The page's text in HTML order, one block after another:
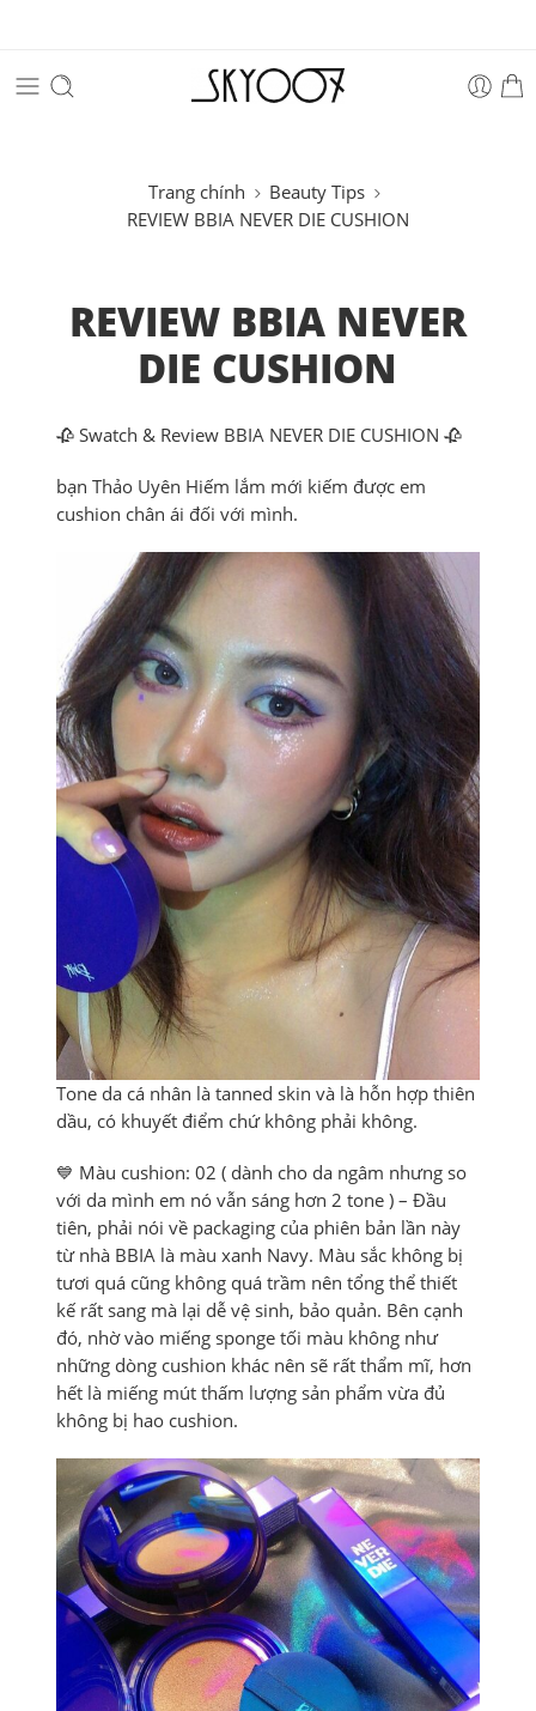
Trang chính
Beauty Tips
REVIEW BBIA NEVER DIE CUSHION
REVIEW BBIA NEVER
DIE CUSHION
🥀 Swatch & Review BBIA NEVER DIE CUSHION 🥀
bạn Thảo Uyên Hiếm lắm mới kiếm được em
cushion chân ái đối với mình.
Tone da cá nhân là tanned skin và là hỗn hợp thiên
dầu, có khuyết điểm chứ không phải không.
💙 Màu cushion: 02 ( dành cho da ngâm nhưng so
với da mình em nó vẫn sáng hơn 2 tone ) – Đầu
tiên, phải nói về packaging của phiên bản lần này
từ nhà BBIA là màu xanh Navy. Màu sắc không bị
tươi quá cũng không quá trầm nên tổng thể thiết
kế rất sang mà lại dễ vệ sinh, bảo quản. Bên cạnh
đó, nhờ vào miếng sponge tối màu không như
những dòng cushion khác nên sẽ rất thẩm mĩ, hơn
hết là miếng mút thấm lượng sản phẩm vừa đủ
không bị hao cushion.